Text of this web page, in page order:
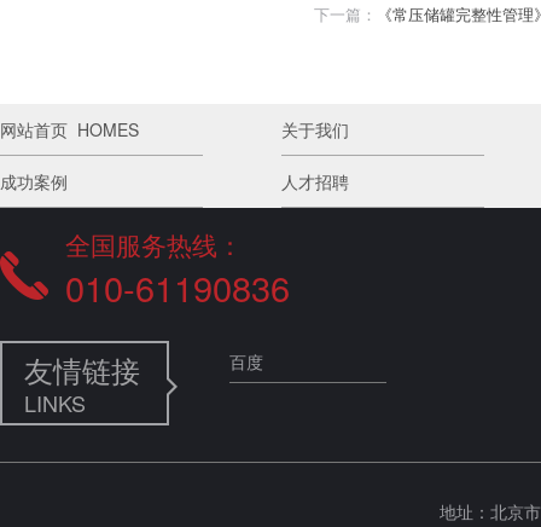
下一篇：
《常压储罐完整性管
网站首页 HOMES 关于我们
成功案例 人才招聘
全国服务热线：
010-61190836
友情链接
LINKS
百度
地址：北京